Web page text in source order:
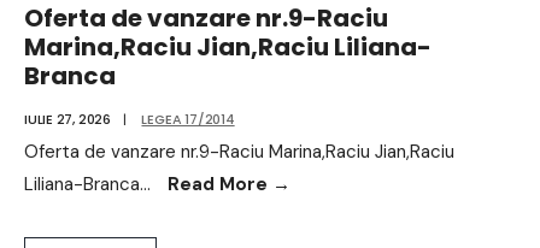
Oferta de vanzare nr.9-Raciu
Marina,Raciu Jian,Raciu Liliana-
Branca
IULIE 27, 2026 | LEGEA 17/2014
Oferta de vanzare nr.9-Raciu Marina,Raciu Jian,Raciu
Liliana-Branca... Read More →